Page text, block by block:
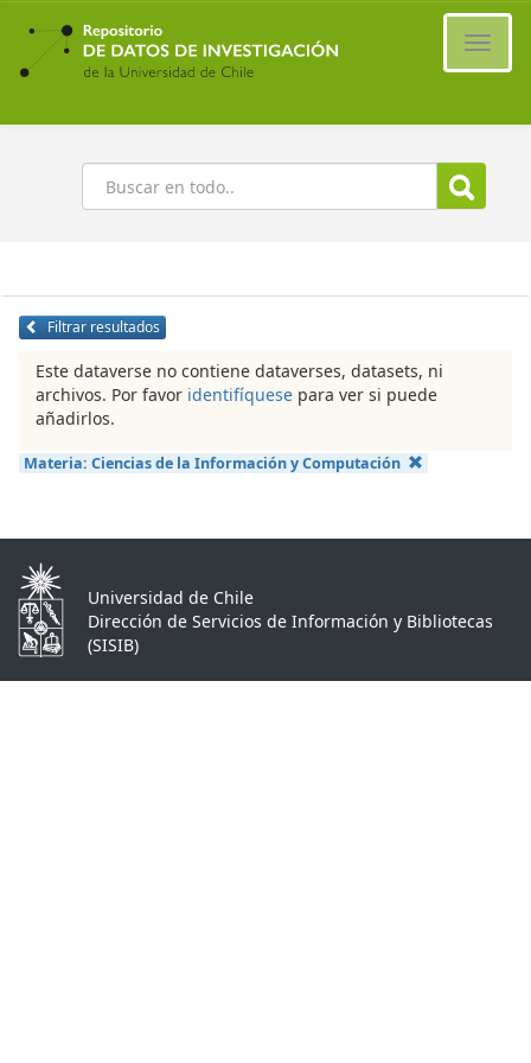
Ir
contenido
principal
Buscar
Filtrar resultados
Este dataverse no contiene dataverses, datasets, ni
archivos. Por favor identifíquese para ver si puede
añadirlos.
Materia: Ciencias de la Información y Computación
Universidad de Chile
Dirección de Servicios de Información y Bibliotecas
(SISIB)